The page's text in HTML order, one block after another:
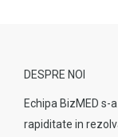
DESPRE NOI
Echipa BizMED
rapiditate in